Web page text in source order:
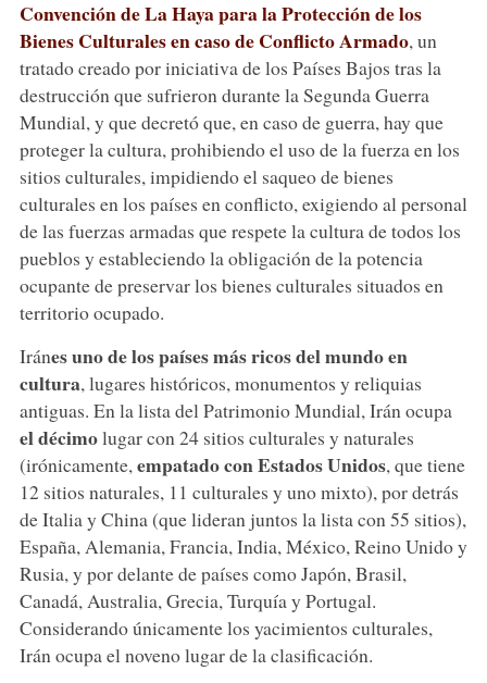
Convención de La Haya para la Protección de los
Bienes Culturales en caso de Conflicto Armado, un
tratado creado por iniciativa de los Países Bajos tras la
destrucción que sufrieron durante la Segunda Guerra
Mundial, y que decretó que, en caso de guerra, hay que
proteger la cultura, prohibiendo el uso de la fuerza en los
sitios culturales, impidiendo el saqueo de bienes
culturales en los países en conflicto, exigiendo al personal
de las fuerzas armadas que respete la cultura de todos los
pueblos y estableciendo la obligación de la potencia
ocupante de preservar los bienes culturales situados en
territorio ocupado.
Iránes uno de los países más ricos del mundo en
cultura, lugares históricos, monumentos y reliquias
antiguas. En la lista del Patrimonio Mundial, Irán ocupa
el décimolugar con 24 sitios culturales y naturales
(irónicamente,empatado con Estados Unidos, que tiene
12 sitios naturales, 11 culturales y uno mixto), por detrás
de Italia y China (que lideran juntos la lista con 55 sitios),
España, Alemania, Francia, India, México, Reino Unido y
Rusia, y por delante de países como Japón, Brasil,
Canadá, Australia, Grecia, Turquía y Portugal.
Considerando únicamente los yacimientos culturales,
Irán ocupa el noveno lugar de la clasificación.